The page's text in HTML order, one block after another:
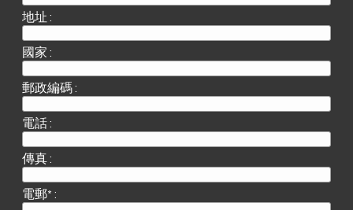
地址 :
國家 :
郵政編碼 :
電話 :
傳真 :
電郵* :